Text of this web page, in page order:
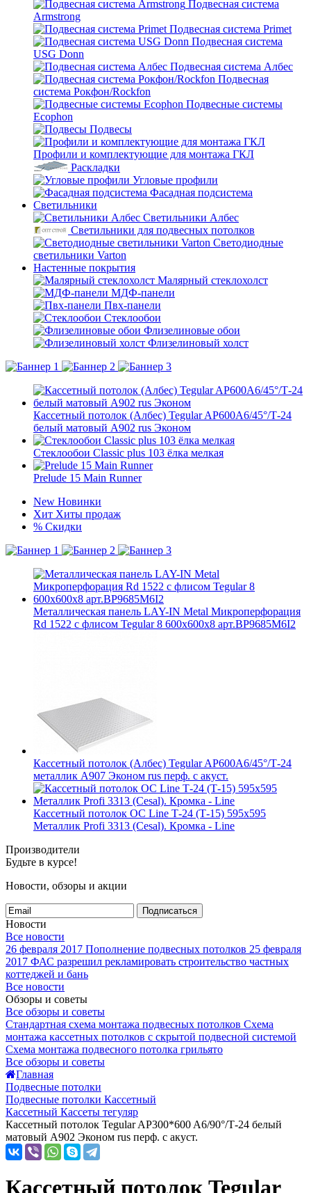
Подвесная система
Armstrong
Подвесная система Primet
Подвесная система
USG Donn
Подвесная система Албес
Подвесная
система Рокфон/Rockfon
Подвесные системы
Ecophon
Подвесы
Профили и комплектующие для монтажа ГКЛ
Раскладки
Угловые профили
Фасадная подсистема
Светильники
Светильники Албес
Светильники для подвесных потолков
Светодиодные
светильники Varton
Настенные покрытия
Малярный стеклохолст
МДФ-панели
Пвх-панели
Стеклообои
Флизелиновые обои
Флизелиновый холст
Кассетный потолок (Албес) Tegular AP600A6/45°/Т-24
белый матовый А902 rus Эконом
Стеклообои Classic plus 103 ёлка мелкая
Prelude 15 Main Runner
New Новинки
Хит Хиты продаж
% Скидки
Металлическая панель LAY-IN Metal Микроперфорация
Rd 1522 с флисом Tegular 8 600x600x8 арт.BP9685M6I2
Кассетный потолок (Албес) Tegular AP600A6/45°/Т-24
металлик А907 Эконом rus перф. с акуст.
Кассетный потолок ОС Line Т-24 (Т-15) 595х595
Металлик Profi 3313 (Cesal). Кромка - Line
Производители
Будьте в курсе!
Новости, обзоры и акции
Подписаться
Новости
Все новости
26 февраля 2017 Пополнение подвесных потолков 25 февраля
2017 ФАС разрешил рекламировать строительство частных
коттеджей и бань
Все новости
Обзоры и советы
Все обзоры и советы
Стандартная схема монтажа подвесных потолков Схема
монтажа кассетных потолков с скрытой подвесной системой
Схема монтажа подвесного потолка грильято
Все обзоры и советы
Главная
Подвесные потолки
Подвесные потолки Кассетный
Кассетный Кассеты тегуляр
Кассетный потолок Tegular AP300*600 A6/90°/Т-24 белый
матовый А902 Эконом rus перф. с акуст.
Кассетный потолок Tegular